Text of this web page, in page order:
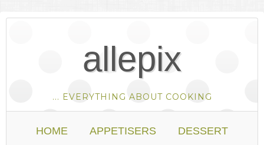
allepix
... EVERYTHING ABOUT COOKING
HOME APPETISERS DESSERT